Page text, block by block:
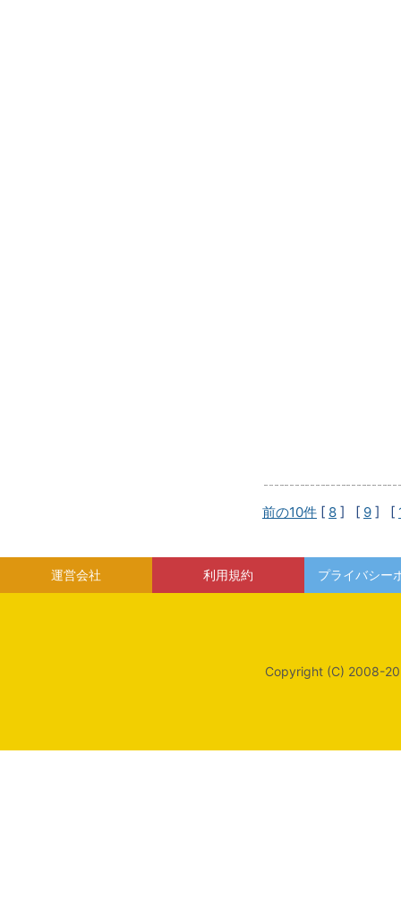
前の10件 [ 8 ] [ 9 ] [
運営会社 利用規約 プライバシー
Copyright (C) 2008-